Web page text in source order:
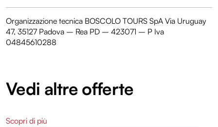
Organizzazione tecnica BOSCOLO TOURS SpA Via Uruguay
47, 35127 Padova – Rea PD – 423071 – P Iva
04845610288
Vedi altre offerte
Scopri di più